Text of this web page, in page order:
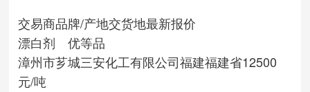
交易商品牌/产地交货地最新报价
漂白剂 优等品
漳州市芗城三安化工有限公司福建福建省12500
元/吨